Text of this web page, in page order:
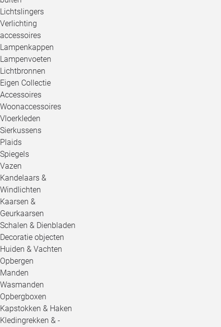
Lichtslingers
Verlichting
accessoires
Lampenkappen
Lampenvoeten
Lichtbronnen
Eigen Collectie
Accessoires
Woonaccessoires
Vloerkleden
Sierkussens
Plaids
Spiegels
Vazen
Kandelaars &
Windlichten
Kaarsen &
Geurkaarsen
Schalen & Dienbladen
Decoratie objecten
Huiden & Vachten
Opbergen
Manden
Wasmanden
Opbergboxen
Kapstokken & Haken
Kledingrekken & -